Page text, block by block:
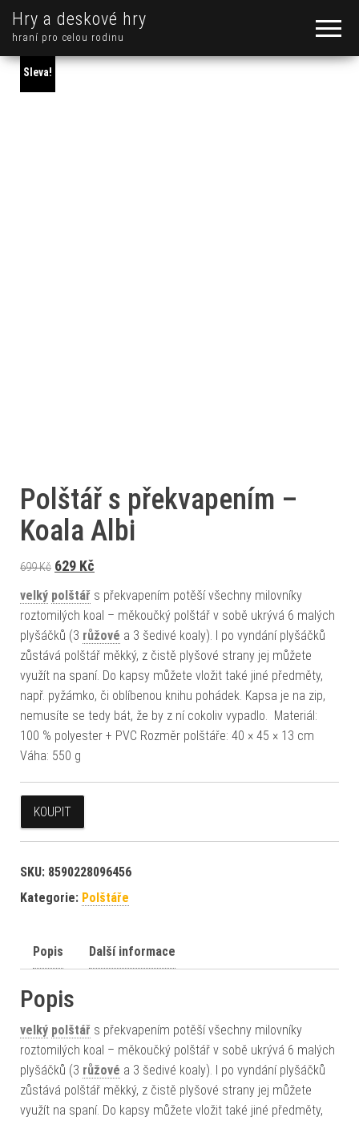
Hry a deskové hry
hraní pro celou rodinu
Sleva!
Polštář s překvapením –
Koala Albi
699Kč Původní cena byla: 699 Kč.
629 Kč
velký polštář s překvapením potěší všechny milovníky
roztomilých koal – měkoučký polštář v sobě ukrývá 6 malých
plyšáčků (3 růžové a 3 šedivé koaly). I po vyndání plyšáčků
zůstává polštář měkký, z čistě plyšové strany jej můžete
využít na spaní. Do kapsy můžete vložit také jiné předměty,
např. pyžámko, či oblíbenou knihu pohádek. Kapsa je na zip,
nemusíte se tedy bát, že by z ní cokoliv vypadlo. Materiál:
100 % polyester + PVC Rozměr polštáře: 40 × 45 × 13 cm
Váha: 550 g
KOUPIT
SKU: 8590228096456
Kategorie: Polštáře
Popis Další informace
Popis
velký polštář s překvapením potěší všechny milovníky
roztomilých koal – měkoučký polštář v sobě ukrývá 6 malých
plyšáčků (3 růžové a 3 šedivé koaly). I po vyndání plyšáčků
zůstává polštář měkký, z čistě plyšové strany jej můžete
využít na spaní. Do kapsy můžete vložit také jiné předměty,